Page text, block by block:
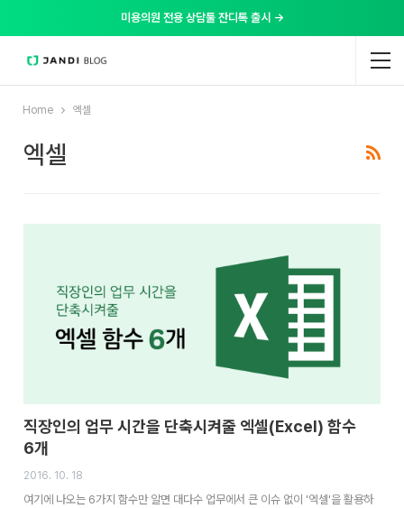
미용의원 전용 상담툴 잔디톡 출시 →
Home 엑셀
엑셀
직장인의 업무 시간을 단축시켜줄 엑셀(Excel) 함수
6개
2016. 10. 18
여기에 나오는 6가지 함수만 알면 대다수 업무에서 큰 이슈 없이 '엑셀'을 활용하